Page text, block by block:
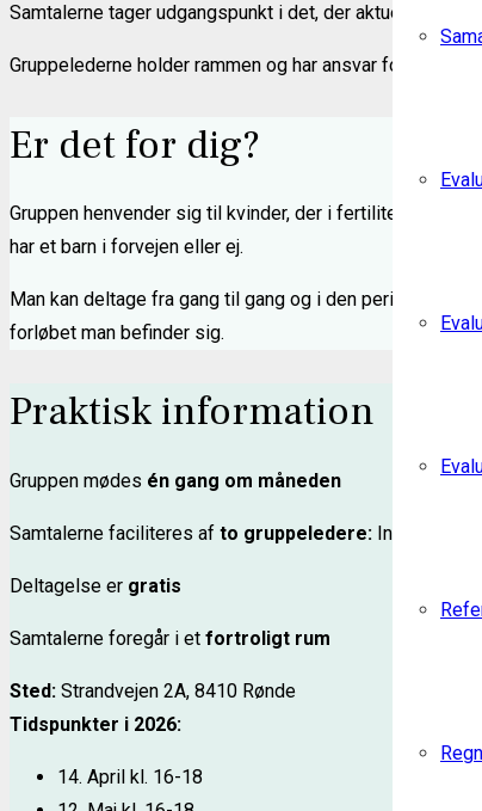
Samtalerne tager udgangspunkt i det, der aktuelt
Gruppelederne holder rammen og har ansvar for, at
Er det for dig?
Gruppen henvender sig til kvinder, der i fertilitetsforløb
har et barn i forvejen eller ej.
Man kan deltage fra gang til gang og i den periode,
forløbet man befinder sig.
Praktisk information
Gruppen mødes én gang om måneden
Samtalerne faciliteres af to gruppeledere: Ingeborg
Deltagelse er gratis
Samtalerne foregår i et fortroligt rum
Sted: Strandvejen 2A, 8410 Rønde
Tidspunkter i 2026:
14. April kl. 16-18